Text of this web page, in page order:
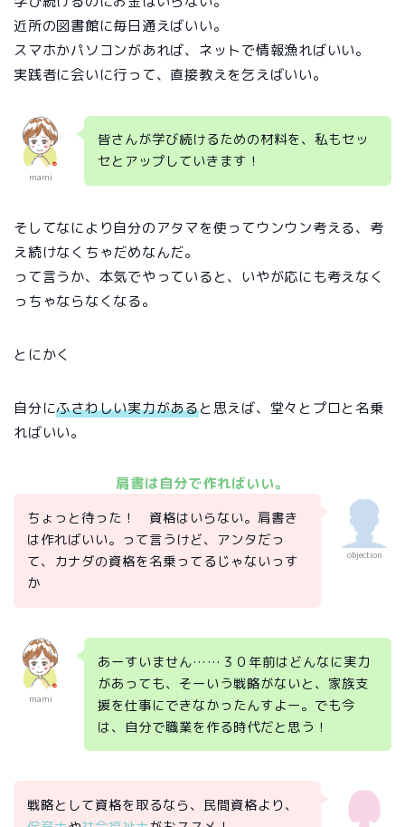
近所の図書館に毎日通えばいい。
スマホかパソコンがあれば、ネットで情報漁ればいい。
実践者に会いに行って、直接教えを乞えばいい。
mami
皆さんが学び続けるための材料を、私もセッ
セとアップしていきます！
そしてなにより自分のアタマを使ってウンウン考える、考
え続けなくちゃだめなんだ。
って言うか、本気でやっていると、いやが応にも考えなく
っちゃならなくなる。
とにかく
自分にふさわしい実力があると思えば、堂々とプロと名乗
ればいい。
肩書は自分で作ればいい。
objection
ちょっと待った！ 資格はいらない。肩書き
は作ればいい。って言うけど、アンタだっ
て、カナダの資格を名乗ってるじゃないっす
か
mami
あーすいません……３０年前はどんなに実力
があっても、そーいう戦略がないと、家族支
援を仕事にできなかったんすよー。でも今
は、自分で職業を作る時代だと思う！
戦略として資格を取るなら、民間資格より、